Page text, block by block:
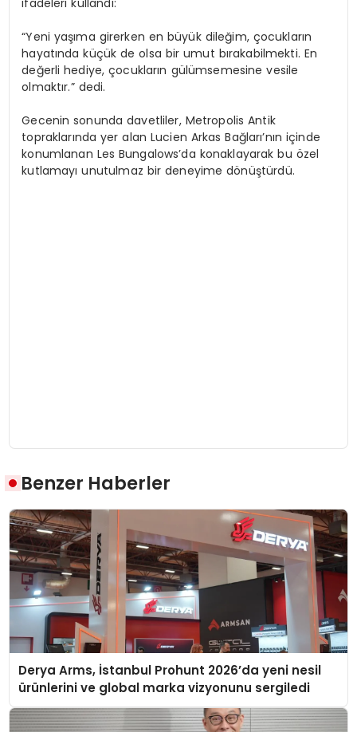
“Yeni yaşıma girerken en büyük dileğim, çocukların
hayatında küçük de olsa bir umut bırakabilmekti. En
değerli hediye, çocukların gülümsemesine vesile
olmaktır.” dedi.
Gecenin sonunda davetliler, Metropolis Antik
topraklarında yer alan Lucien Arkas Bağları’nın içinde
konumlanan Les Bungalows’da konaklayarak bu özel
kutlamayı unutulmaz bir deneyime dönüştürdü.
Benzer Haberler
Derya Arms, İstanbul Prohunt 2026’da yeni nesil
ürünlerini ve global marka vizyonunu sergiledi